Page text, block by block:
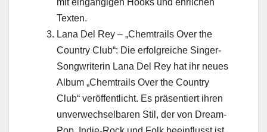
mit eingängigen Hooks und ehrlichen
Texten.
Lana Del Rey – „Chemtrails Over the
Country Club“: Die erfolgreiche Singer-
Songwriterin Lana Del Rey hat ihr neues
Album „Chemtrails Over the Country
Club“ veröffentlicht. Es präsentiert ihren
unverwechselbaren Stil, der von Dream-